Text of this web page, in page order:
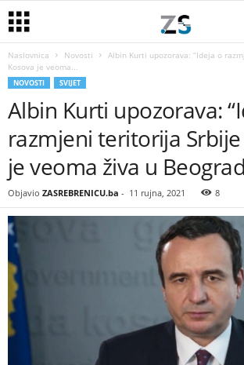
Naslovnica Novosti
Albin Kurti upozorava: “Ideja o
Kosova je veoma...
NOVOSTI SVIJET
Albin Kurti upozorava:
razmjeni teritorija Srbije
je veoma živa u
Objavio ZASREBRENICU.ba - 11 rujna, 2021 8